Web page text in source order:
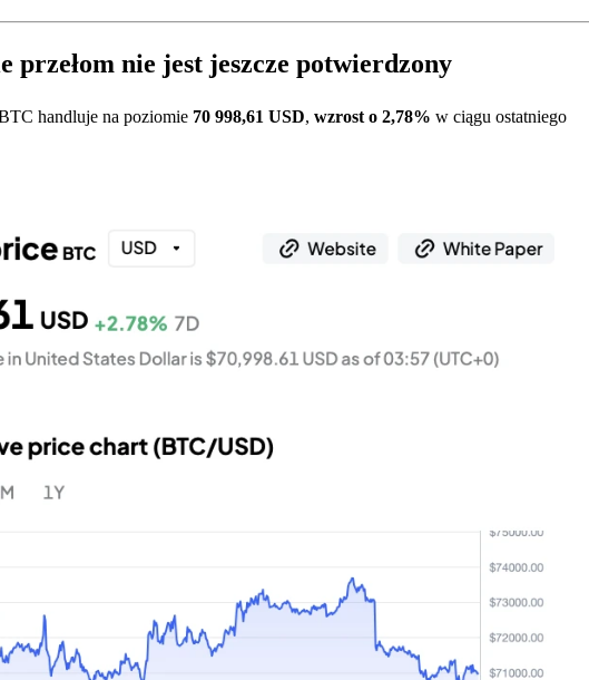
przełom nie jest jeszcze potwierdzony
handluje na poziomie 70 998,61 USD, wzrost o 2,78% w ciągu ostatniego